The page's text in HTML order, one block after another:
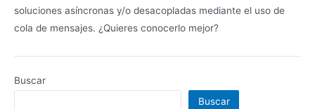
soluciones asíncronas y/o desacopladas mediante el uso de
cola de mensajes. ¿Quieres conocerlo mejor?
Buscar
Buscar